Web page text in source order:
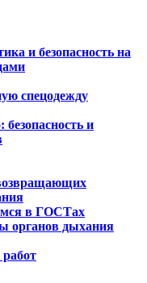
и безопасность на
спецодежду
и
в ГОСТах
органов дыхания